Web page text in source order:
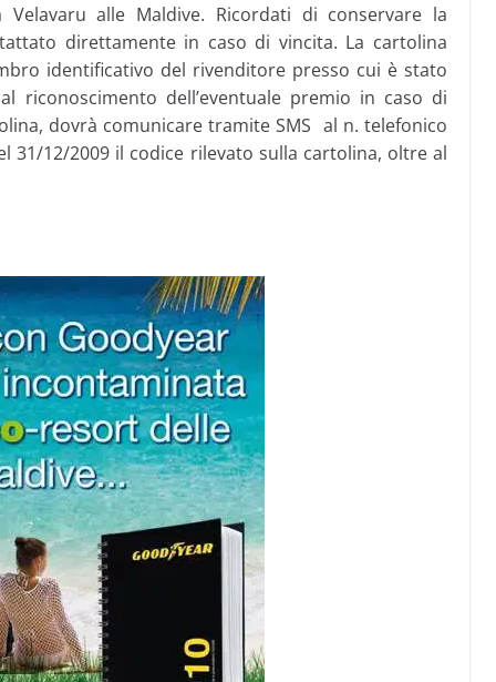
Velavaru alle Maldive. Ricordati di conservare la
direttamente in caso di vincita. La cartolina
identificativo del rivenditore presso cui è stato
riconoscimento dell’eventuale premio in caso di
dovrà comunicare tramite SMS al n. telefonico
31/12/2009 il codice rilevato sulla cartolina, oltre al